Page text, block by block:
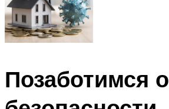
Позаботимся о